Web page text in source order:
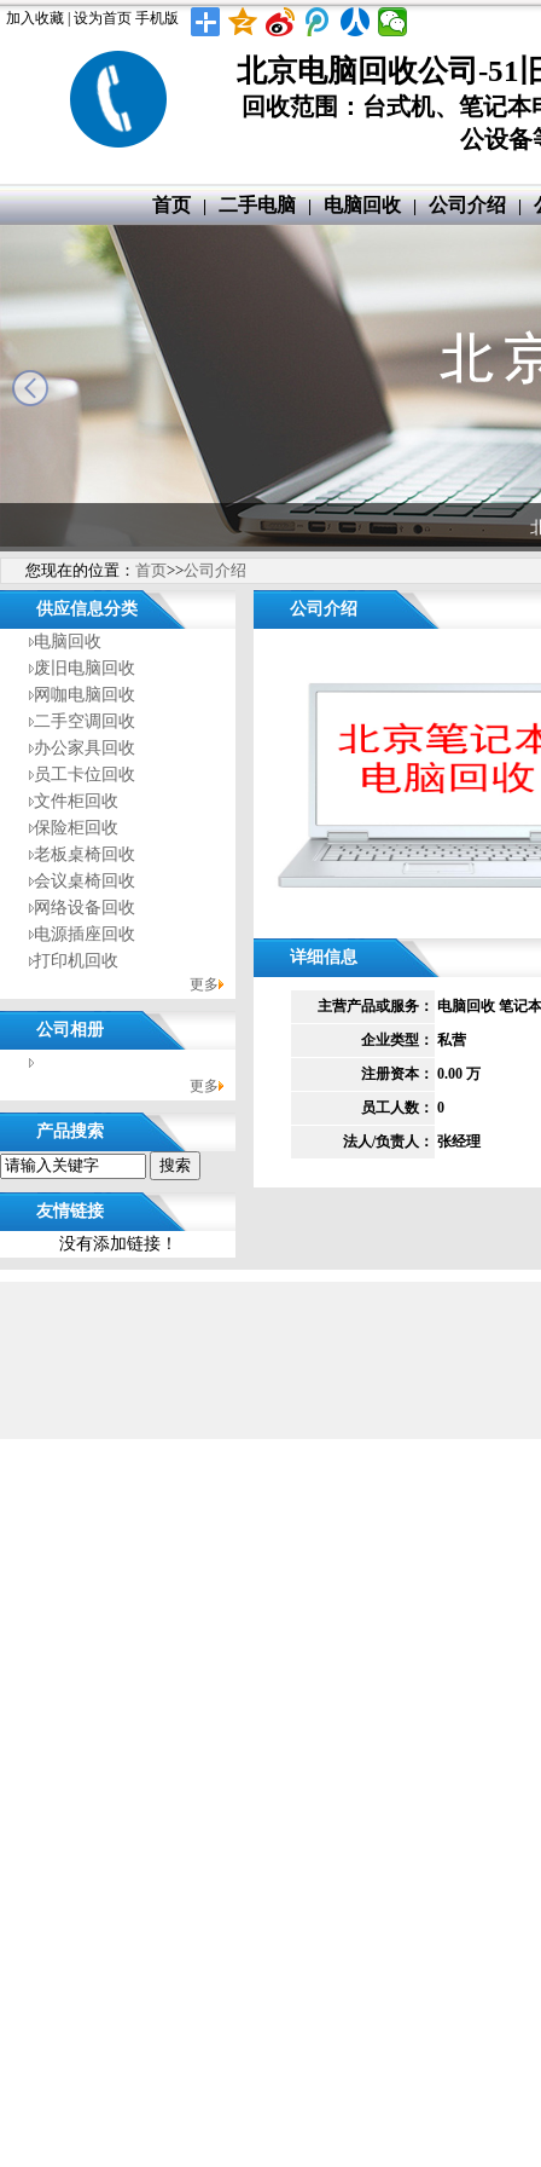
加入收藏 设为首页 手机版
北京电脑回收公司-51
回收范围：台式机、笔记
公设备
首页 | 二手电脑 | 电脑回收 | 公司介绍 |
您现在的位置： 首页>>公司介绍
供应信息分类
电脑回收
废旧电脑回收
网咖电脑回收
二手空调回收
办公家具回收
员工卡位回收
文件柜回收
保险柜回收
老板桌椅回收
会议桌椅回收
网络设备回收
电源插座回收
打印机回收
更多
公司相册
没有相册分类！
更多
产品搜索
友情链接
没有添加链接！
公司介绍
详细信息
主营产品或服务： 电脑回收 笔记
企业类型： 私营
注册资本： 0.00 万
员工人数： 0
法人/负责人： 张经理